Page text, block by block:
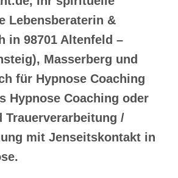
Lebensberaterin &
in 98701 Altenfeld –
Masserberg und
für Hypnose Coaching
Hypnose Coaching oder
Trauerverarbeitung /
mit Jenseitskontakt in